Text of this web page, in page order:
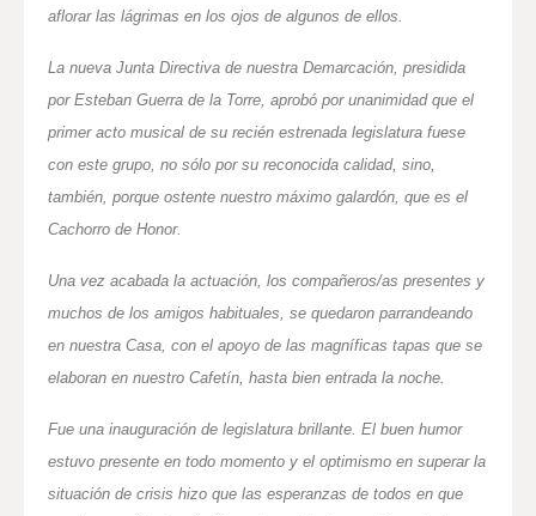
aflorar las lágrimas en los ojos de algunos de ellos.
La nueva Junta Directiva de nuestra Demarcación, presidida
por Esteban Guerra de la Torre, aprobó por unanimidad que el
primer acto musical de su recién estrenada legislatura fuese
con este grupo, no sólo por su reconocida calidad, sino,
también, porque ostente nuestro máximo galardón, que es el
Cachorro de Honor.
Una vez acabada la actuación, los compañeros/as presentes y
muchos de los amigos habituales, se quedaron parrandeando
en nuestra Casa, con el apoyo de las magníficas tapas que se
elaboran en nuestro Cafetín, hasta bien entrada la noche.
Fue una inauguración de legislatura brillante. El buen humor
estuvo presente en todo momento y el optimismo en superar la
situación de crisis hizo que las esperanzas de todos en que